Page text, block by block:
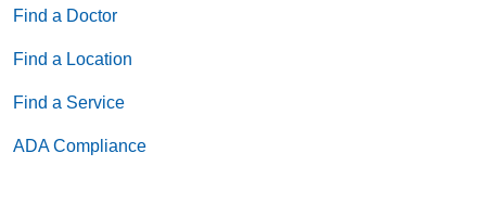
Find a Doctor
Find a Location
Find a Service
ADA Compliance